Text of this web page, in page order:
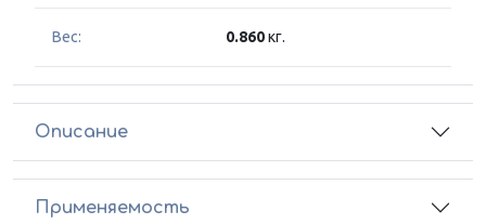
Вес: 0.860кг.
Описание
Применяемость